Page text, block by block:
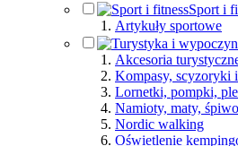
Sport i
Artykuły sportowe
Akcesoria
Kompasy, scyzoryki
Lornetki, pompki,
Namioty, maty,
Nordic walking
Oświetlenie